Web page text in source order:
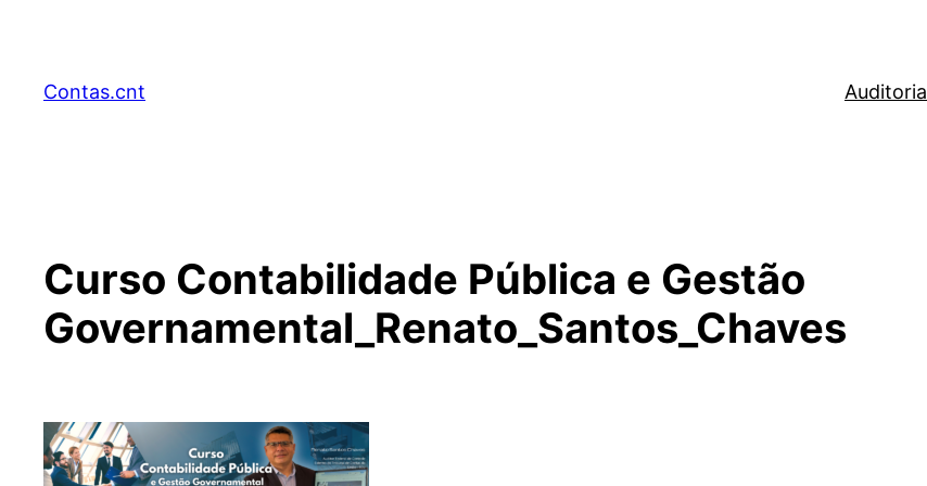
Contas.cnt Auditoria
Curso Contabilidade Pública e Gestão
Governamental_Renato_Santos_Chaves